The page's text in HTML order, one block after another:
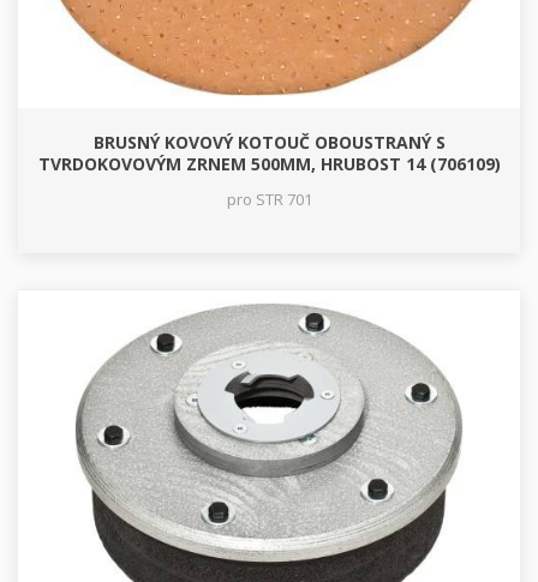
BRUSNÝ KOVOVÝ KOTOUČ OBOUSTRANÝ S
TVRDOKOVOVÝM ZRNEM 500MM, HRUBOST 14 (706109)
pro STR 701